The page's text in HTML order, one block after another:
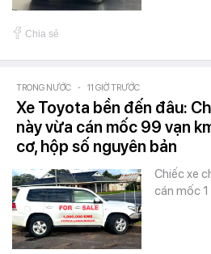
Chia sẻ
TRONG NƯỚC - 11 GIỜ TRƯỚC
Xe Toyota bền đến đâu:
này vừa cán mốc 99 vạn
cơ, hộp số nguyên bản
Chiếc xe
cán mốc